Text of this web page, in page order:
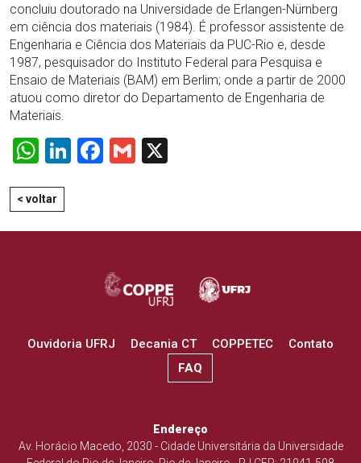
concluiu doutorado na Universidade de Erlangen-Nürnberg
em ciência dos materiais (1984). É professor assistente de
Engenharia e Ciência dos Materiais da PUC-Rio e, desde
1987, pesquisador do Instituto Federal para Pesquisa e
Ensaio de Materiais (BAM) em Berlim; onde a partir de 2000
atuou como diretor do Departamento de Engenharia de
Materiais.
WhatsApp
LinkedIn
Facebook
Gmail
< voltar
Ouvidoria UFRJ Decania CT COPPETEC
Contato
FAQ
Endereço
Av. Horácio Macedo, 2030 - Cidade Universitária da Universidade